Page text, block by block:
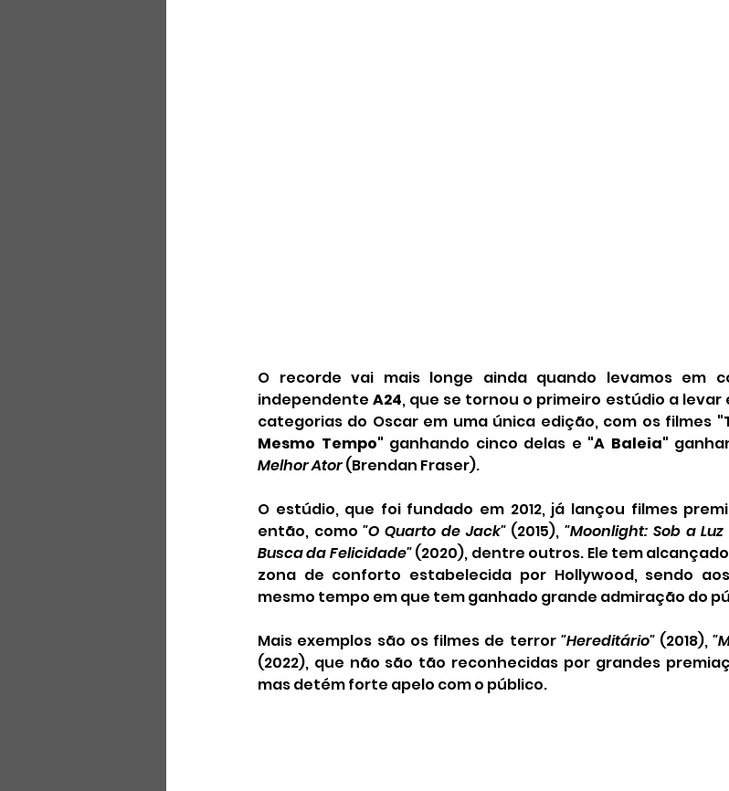
O recorde vai mais longe ainda quando levamos em
independente A24, que se tornou o primeiro estúdio a levar
categorias do Oscar em uma única edição, com os filmes
Mesmo Tempo" ganhando cinco delas e "A Baleia"
Melhor Ator (Brendan Fraser).
O estúdio, que foi fundado em 2012, já lançou filmes
então, como "O Quarto de Jack" (2015), "Moonlight: Sob a
Busca da Felicidade" (2020), dentre outros. Ele tem
zona de conforto estabelecida por Hollywood, sendo
mesmo tempo em que tem ganhado grande admiração do
Mais exemplos são os filmes de terror "Hereditário" (2018),
(2022), que não são tão reconhecidas por grandes
mas detém forte apelo com o público.